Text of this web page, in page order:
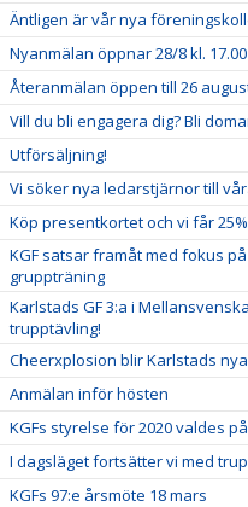
Äntligen är vår nya
Nyanmälan öppnar 28/8 kl. 17.00
Återanmälan öppen till 26
Vill du bli engagera dig? Bli
Utförsäljning!
Vi söker nya ledarstjärnor till
Köp presentkortet och vi får
KGF satsar framåt med fokus
gruppträning
Karlstads GF 3:a i
trupptävling!
Cheerxplosion blir Karlstads
Anmälan inför hösten
KGFs styrelse för 2020 valdes
I dagsläget fortsätter vi med
KGFs 97:e årsmöte 18 mars